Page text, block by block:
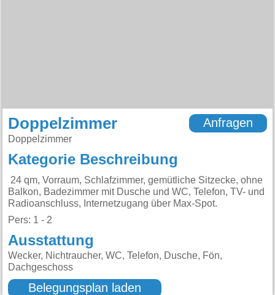
Doppelzimmer
Doppelzimmer
Anfragen
Kategorie Beschreibung
24 qm, Vorraum, Schlafzimmer, gemütliche Sitzecke, ohne
Balkon, Badezimmer mit Dusche und WC, Telefon, TV- und
Radioanschluss, Internetzugang über Max-Spot.
Pers: 1 - 2
Ausstattung
Wecker, Nichtraucher, WC, Telefon, Dusche, Fön,
Dachgeschoss
Belegungsplan laden